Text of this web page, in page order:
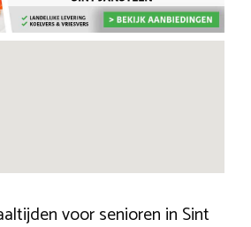
voor senioren in Sint